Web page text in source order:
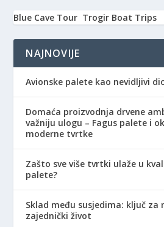
Blue Cave Tour Trogir Boat Trips
NAJNOVIJE
Avionske palete kao nevidljivi
Domaća proizvodnja drvene
važniju ulogu – Fagus palete i
moderne tvrtke
Zašto sve više tvrtki ulaže u
palete?
Sklad među susjedima: ključ
zajednički život